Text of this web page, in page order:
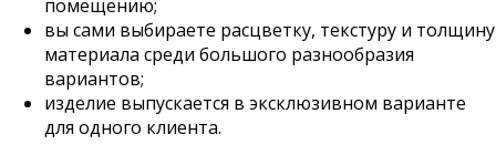
помещению;
вы сами выбираете расцветку, текстуру и толщину
материала среди большого разнообразия
вариантов;
изделие выпускается в эксклюзивном варианте
для одного клиента.